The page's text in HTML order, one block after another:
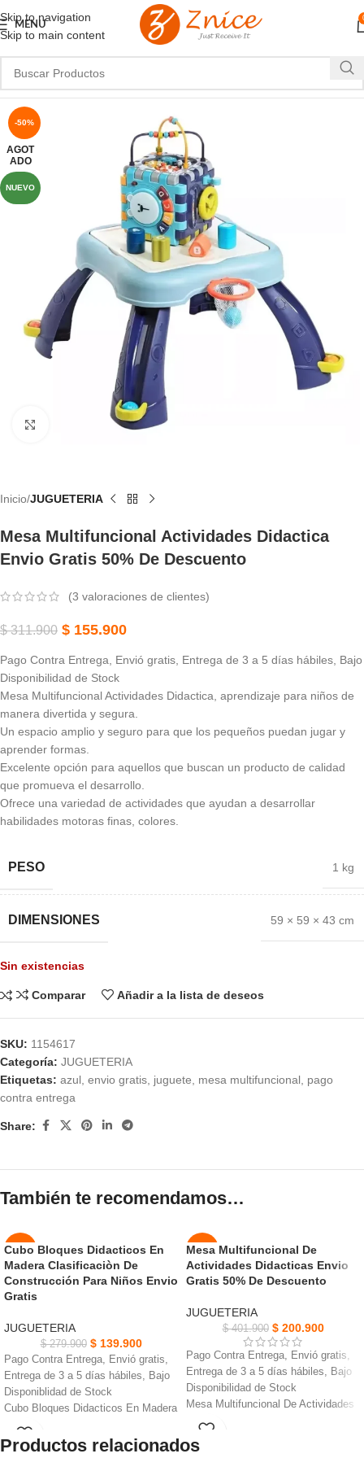
Skip to navigation
Skip to main content
MENU
-50%
AGOT
ADO
NUEVO
Haga Clic Para Ampliar
Inicio JUGUETERIA
Mesa Multifuncional Actividades Didactica
Envio Gratis 50% De Descuento
(3 valoraciones de clientes)
$311.900 $ 155.900
Pago Contra Entrega, Envió gratis, Entrega de 3 a 5 días hábiles, Bajo
Disponibilidad de Stock
Mesa Multifuncional Actividades Didactica, aprendizaje para niños de
manera divertida y segura.
Un espacio amplio y seguro para que los pequeños puedan jugar y
aprender formas.
Excelente opción para aquellos que buscan un producto de calidad
que promueva el desarrollo.
Ofrece una variedad de actividades que ayudan a desarrollar
habilidades motoras finas, colores.
PESO 1 kg
DIMENSIONES 59 × 59 × 43 cm
Sin existencias
Comparar Añadir a la lista de deseos
SKU: 1154617
Categoría: JUGUETERIA
Etiquetas: azul, envio gratis, juguete, mesa multifuncional, pago
contra entrega
Share:
También te recomendamos…
-50%
NUEVO
Cubo Bloques Didacticos En
Madera Clasificaciòn De
Construcción Para Niños Envio
Gratis
JUGUETERIA
$279.900 $139.900
Pago Contra Entrega, Envió gratis,
Entrega de 3 a 5 días hábiles, Bajo
Disponiblidad de Stock
Cubo Bloques Didacticos En Madera
viene con figuras geométricas
diferentes para diversiòn
-50%
AGOT
ADO
NUEVO
Mesa Multifuncional De
Actividades Didacticas Envio
Gratis 50% De Descuento
JUGUETERIA
$401.900 $200.900
Pago Contra Entrega, Envió gratis,
Entrega de 3 a 5 días hábiles, Bajo
Disponibilidad de Stock
Mesa Multifuncional De Actividades
Didacticas, hecho de material PP
Incluye una variedad de actividades
Productos relacionados